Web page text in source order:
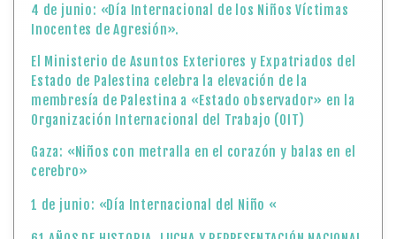
4 de junio: «Día Internacional de los Niños Víctimas
Inocentes de Agresión».
El Ministerio de Asuntos Exteriores y Expatriados del
Estado de Palestina celebra la elevación de la
membresía de Palestina a «Estado observador» en la
Organización Internacional del Trabajo (OIT)
Gaza: «Niños con metralla en el corazón y balas en el
cerebro»
1 de junio: «Día Internacional del Niño «